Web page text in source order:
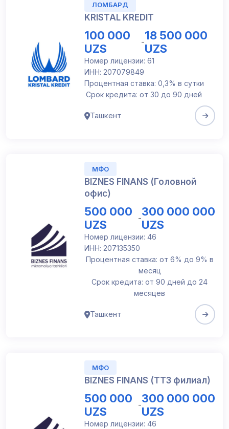
ЛОМБАРД
KRISTAL KREDIT
100 000
UZS
-18 500 000
UZS
Номер лицензии: 61
ИНН: 207079849
Процентная ставка: 0,3% в сутки
Срок кредита: от 30 до 90 дней
Ташкент
МФО
BIZNES FINANS (Головной
офис)
500 000
UZS
-300 000 000
UZS
Номер лицензии: 46
ИНН: 207135350
Процентная ставка: от 6% до 9% в
месяц
Срок кредита: от 90 дней до 24
месяцев
Ташкент
МФО
BIZNES FINANS (ТТЗ филиал)
500 000
UZS
-300 000 000
UZS
Номер лицензии: 46